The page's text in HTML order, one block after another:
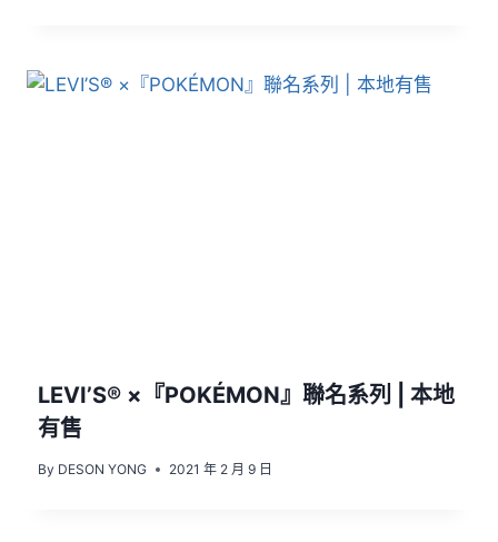
LEVI’S® ×『POKÉMON』聯名系列 | 本地
有售
By DESON YONG 2021 年 2 月 9 日